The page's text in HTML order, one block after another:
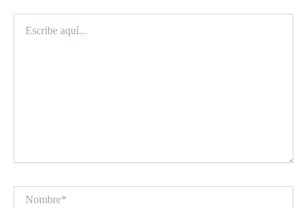
aquí...